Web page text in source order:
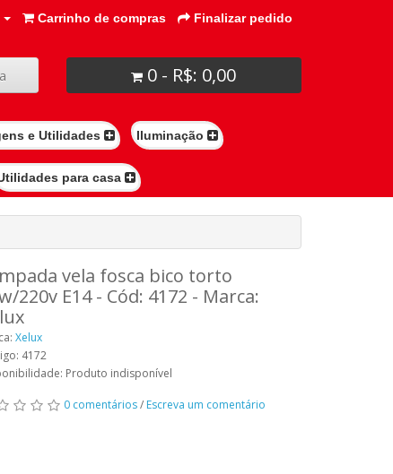
Carrinho de compras Finalizar pedido
0 - R$: 0,00
e Utilidades Iluminação
para casa
vela fosca bico torto
220v E14 - Cód: 4172 - Marca:
Xelux
4172
Produto indisponível
0 comentários/ Escreva um comentário